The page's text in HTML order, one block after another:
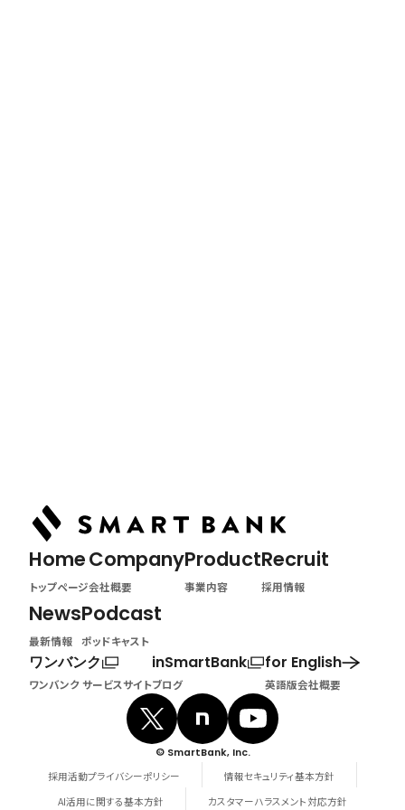
Home
トップページ
Company
会社概要
Product
事業内容
Recruit
採用情報
News
最新情報
Podcast
ポッドキャスト
ワンバンク
ワンバンク サービスサイト
inSmartBank
ブログ
for English
英語版会社概要
© SmartBank, Inc.
採用活動プライバシーポリシー
情報セキュリティ基本方針
AI活用に関する基本方針
カスタマーハラスメント対応方針